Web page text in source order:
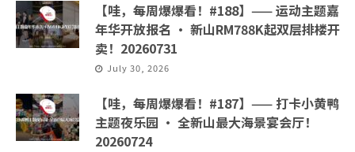
【哇，每周爆爆看！#188】—— 运动主题嘉
年华开放报名 · 新山RM788K起双层排楼开
卖！20260731
July 30, 2026
【哇，每周爆爆看！#187】—— 打卡小黄鸭
主题夜乐园 · 全新山最大海景宴会厅！
20260724